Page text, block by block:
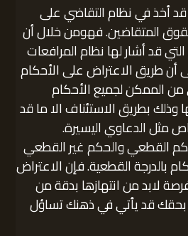
أخذ في نظام التقاضي على
المتقاضين. فهومن خلال أن
قد أشار لها نظام المرافعات
أن طريق الاعتراض على الأحكام
من الممكن لجميع الأحكام
وذلك بطريق الاستئناف الا ما قد
مثل الدعاوي اليسيرة.
القطعي والحكم غير القطعي
بالدرجة القطعية. فإن الاعتراض
لابد من انتهازها بدقة من
بحقك قد يأتي في ذهنك تساؤل